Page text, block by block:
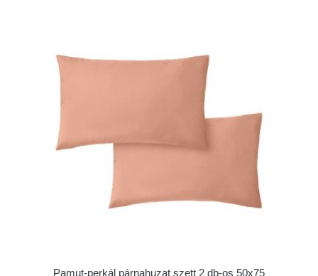
Pamut-perkál párnahuzat szett 2 db-os 50x75